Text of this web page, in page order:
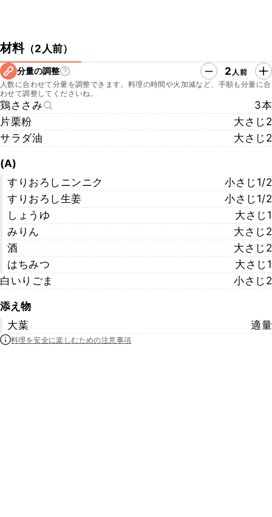
材料（2人前）
分量の調整 2 人前
人数に合わせて分量を調整できます。料理の時間や火加減など、手順も分量に合
わせて調整してくださいね。
鶏ささみ
3本
片栗粉
大さじ2
サラダ油
大さじ2
(A)
すりおろしニンニク
小さじ1/2
すりおろし生姜
小さじ1/2
しょうゆ
大さじ1
みりん
大さじ2
酒
大さじ2
はちみつ
大さじ1
白いりごま
小さじ2
添え物
大葉
適量
料理を安全に楽しむための注意事項